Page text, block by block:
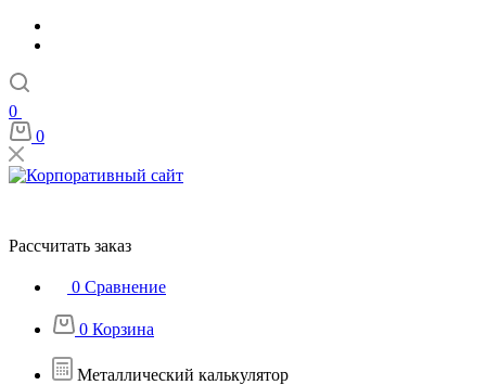
0
0
Рассчитать заказ
0 Сравнение
0 Корзина
Металлический калькулятор